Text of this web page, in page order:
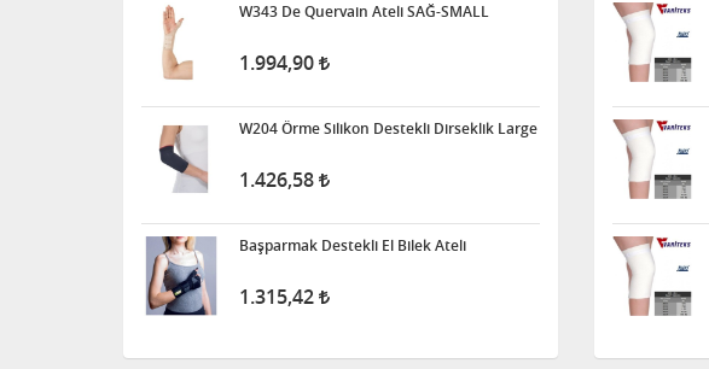
W343 De Quervain Ateli SAĞ-SMALL
1.994,90
W204 Örme Silikon Destekli Dirseklik Large
1.426,58
Başparmak Destekli El Bilek Ateli
1.315,42